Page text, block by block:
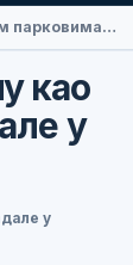
Амбасадорка Народне Републике Кине у БиХ Ли Фан посјетила Добој
као
у
у